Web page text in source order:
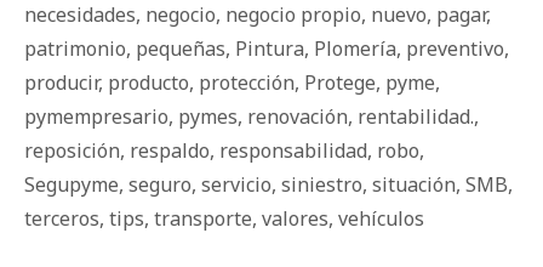
necesidades, negocio, negocio propio, nuevo, pagar,
patrimonio, pequeñas, Pintura, Plomería, preventivo,
producir, producto, protección, Protege, pyme,
pymempresario, pymes, renovación, rentabilidad.,
reposición, respaldo, responsabilidad, robo,
Segupyme, seguro, servicio, siniestro, situación, SMB,
terceros, tips, transporte, valores, vehículos